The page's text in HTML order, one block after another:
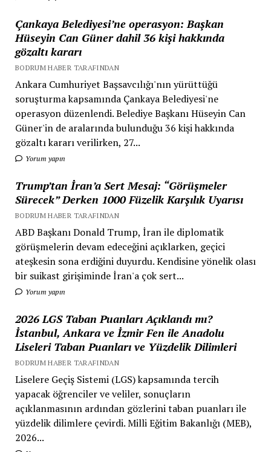
Çankaya Belediyesi’ne operasyon: Başkan
Hüseyin Can Güner dahil 36 kişi hakkında
gözaltı kararı
BODRUM HABER TARAFINDAN
Ankara Cumhuriyet Başsavcılığı'nın yürüttüğü
soruşturma kapsamında Çankaya Belediyesi'ne
operasyon düzenlendi. Belediye Başkanı Hüseyin Can
Güner'in de aralarında bulunduğu 36 kişi hakkında
gözaltı kararı verilirken, 27...
Yorum yapın
Trump’tan İran’a Sert Mesaj: “Görüşmeler
Sürecek” Derken 1000 Füzelik Karşılık Uyarısı
BODRUM HABER TARAFINDAN
ABD Başkanı Donald Trump, İran ile diplomatik
görüşmelerin devam edeceğini açıklarken, geçici
ateşkesin sona erdiğini duyurdu. Kendisine yönelik olası
bir suikast girişiminde İran'a çok sert...
Yorum yapın
2026 LGS Taban Puanları Açıklandı mı?
İstanbul, Ankara ve İzmir Fen ile Anadolu
Liseleri Taban Puanları ve Yüzdelik Dilimleri
BODRUM HABER TARAFINDAN
Liselere Geçiş Sistemi (LGS) kapsamında tercih
yapacak öğrenciler ve veliler, sonuçların
açıklanmasının ardından gözlerini taban puanları ile
yüzdelik dilimlere çevirdi. Milli Eğitim Bakanlığı (MEB),
2026...